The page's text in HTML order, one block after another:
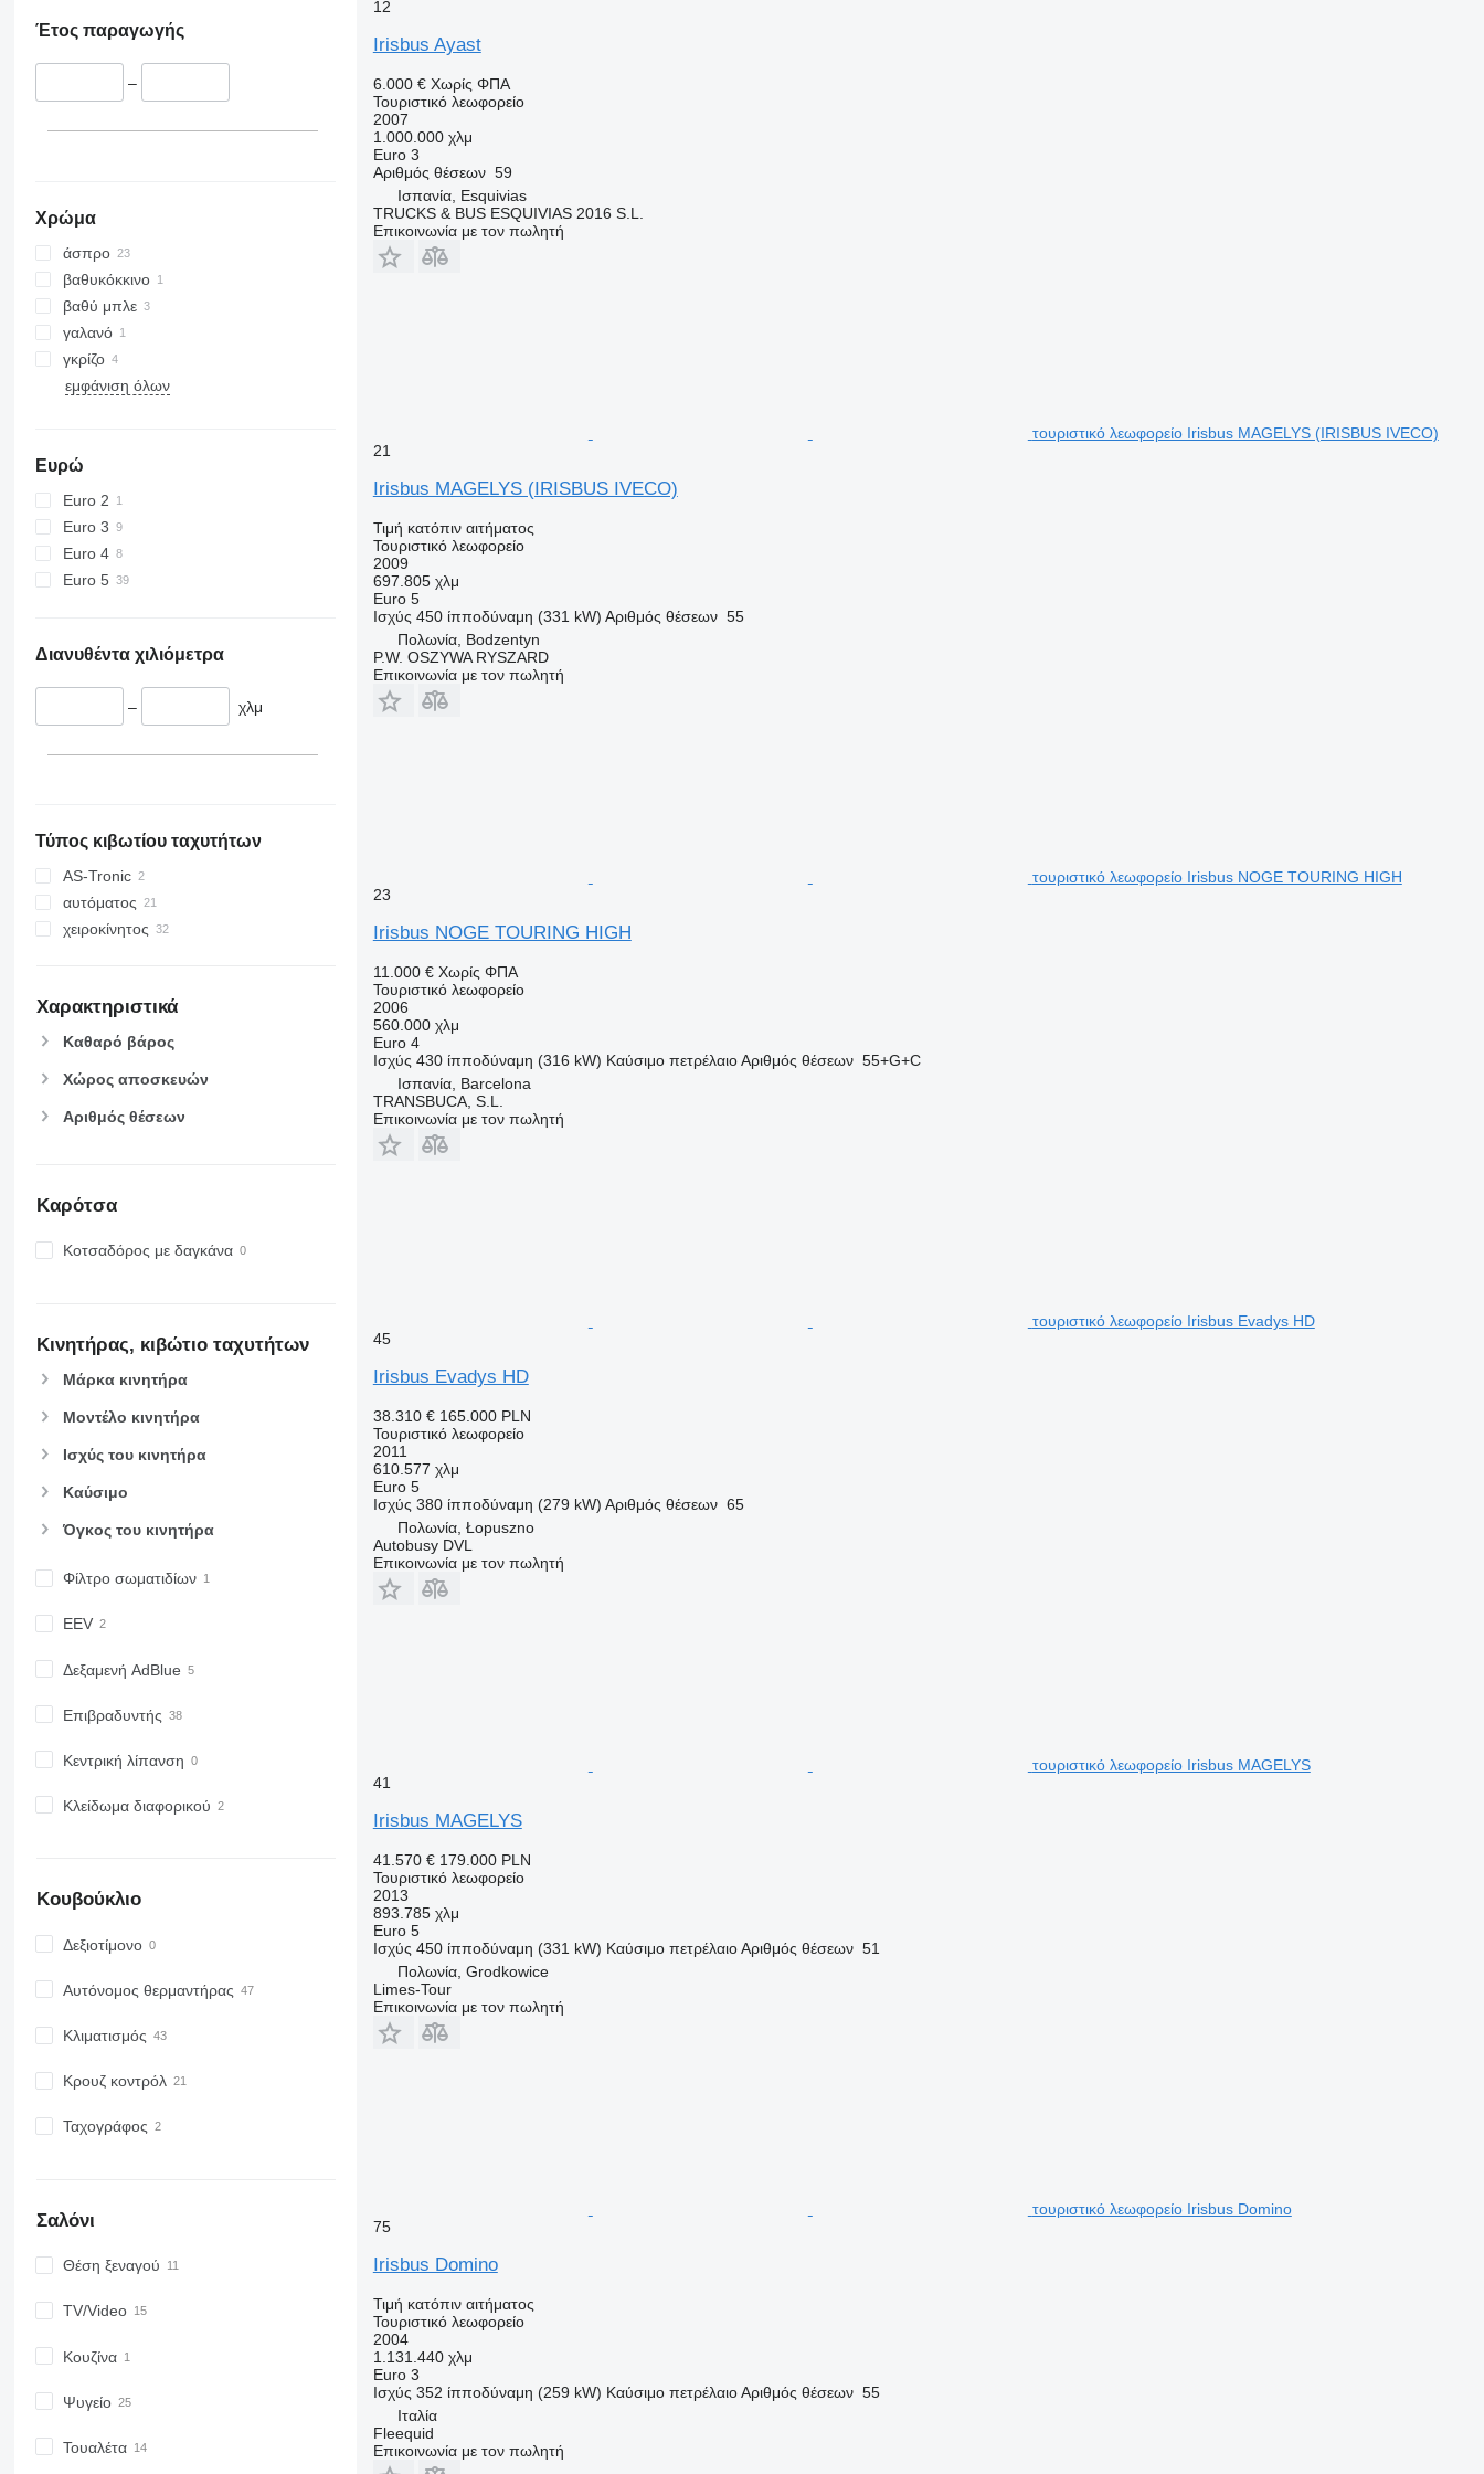
Έτος παραγωγής
–
Χρώμα
άσπρο
βαθυκόκκινο
βαθύ μπλε
γαλανό
γκρίζο
εμφάνιση όλων
Ευρώ
Euro 2
Euro 3
Euro 4
Euro 5
Διανυθέντα χιλιόμετρα
– χλμ
Τύπος κιβωτίου ταχυτήτων
AS-Tronic
αυτόματος
χειροκίνητος
Χαρακτηριστικά
Καθαρό βάρος
Χώρος αποσκευών
Αριθμός θέσεων
Καρότσα
Κοτσαδόρος με δαγκάνα
Κινητήρας, κιβώτιο ταχυτήτων
Μάρκα κινητήρα
Μοντέλο κινητήρα
Ισχύς του κινητήρα
Καύσιμο
Όγκος του κινητήρα
Φίλτρο σωματιδίων
EEV
Δεξαμενή AdBlue
Επιβραδυντής
Κεντρική λίπανση
Κλείδωμα διαφορικού
Κουβούκλιο
Δεξιοτίμονο
Αυτόνομος θερμαντήρας
Κλιματισμός
Κρουζ κοντρόλ
Ταχογράφος
Σαλόνι
Θέση ξεναγού
TV/Video
Κουζίνα
Ψυγείο
Τουαλέτα
12
Irisbus Ayast
6.000 € Χωρίς ΦΠΑ
Τουριστικό λεωφορείο
2007
1.000.000 χλμ
Euro 3
Αριθμός θέσεων 59
Ισπανία, Esquivias
TRUCKS & BUS ESQUIVIAS 2016 S.L.
Επικοινωνία με τον πωλητή
τουριστικό λεωφορείο Irisbus MAGELYS (IRISBUS IVECO)
21
Irisbus MAGELYS (IRISBUS IVECO)
Τιμή κατόπιν αιτήματος
Τουριστικό λεωφορείο
2009
697.805 χλμ
Euro 5
Ισχύς 450 ίπποδύναμη (331 kW) Αριθμός θέσεων 55
Πολωνία, Bodzentyn
P.W. OSZYWA RYSZARD
Επικοινωνία με τον πωλητή
τουριστικό λεωφορείο Irisbus NOGE TOURING HIGH
23
Irisbus NOGE TOURING HIGH
11.000 € Χωρίς ΦΠΑ
Τουριστικό λεωφορείο
2006
560.000 χλμ
Euro 4
Ισχύς 430 ίπποδύναμη (316 kW) Καύσιμο πετρέλαιο Αριθμός θέσεων 55+G+C
Ισπανία, Barcelona
TRANSBUCA, S.L.
Επικοινωνία με τον πωλητή
τουριστικό λεωφορείο Irisbus Evadys HD
45
Irisbus Evadys HD
38.310 € 165.000 PLN
Τουριστικό λεωφορείο
2011
610.577 χλμ
Euro 5
Ισχύς 380 ίπποδύναμη (279 kW) Αριθμός θέσεων 65
Πολωνία, Łopuszno
Autobusy DVL
Επικοινωνία με τον πωλητή
τουριστικό λεωφορείο Irisbus MAGELYS
41
Irisbus MAGELYS
41.570 € 179.000 PLN
Τουριστικό λεωφορείο
2013
893.785 χλμ
Euro 5
Ισχύς 450 ίπποδύναμη (331 kW) Καύσιμο πετρέλαιο Αριθμός θέσεων 51
Πολωνία, Grodkowice
Limes-Tour
Επικοινωνία με τον πωλητή
τουριστικό λεωφορείο Irisbus Domino
75
Irisbus Domino
Τιμή κατόπιν αιτήματος
Τουριστικό λεωφορείο
2004
1.131.440 χλμ
Euro 3
Ισχύς 352 ίπποδύναμη (259 kW) Καύσιμο πετρέλαιο Αριθμός θέσεων 55
Ιταλία
Fleequid
Επικοινωνία με τον πωλητή